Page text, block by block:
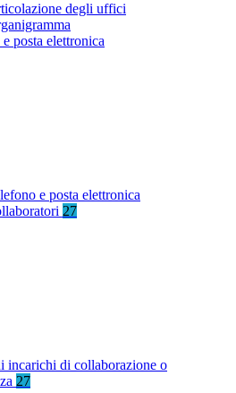
degli uffici
posta elettronica
e posta elettronica
27
incarichi di collaborazione o
27